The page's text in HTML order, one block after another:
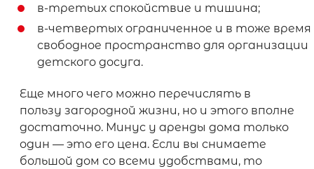
в-третьих спокойствие и тишина;
в-четвертых ограниченное и в тоже время
свободное пространство для организации
детского досуга.
Еще много чего можно перечислять в
пользу загородной жизни, но и этого вполне
достаточно. Минус у аренды дома только
один — это его цена. Если вы снимаете
большой дом со всеми удобствами, то